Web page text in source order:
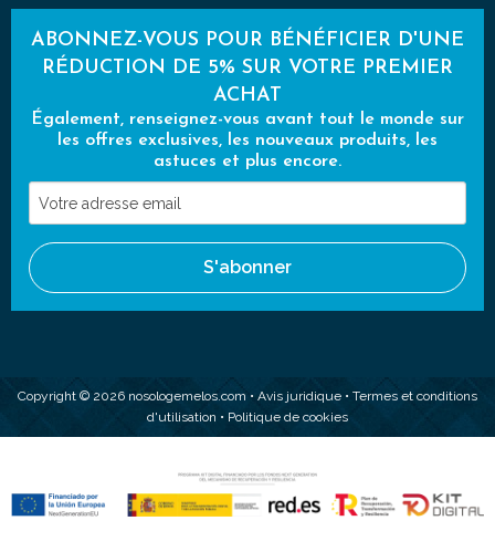
ABONNEZ-VOUS POUR BÉNÉFICIER D'UNE
RÉDUCTION DE 5% SUR VOTRE PREMIER
ACHAT
Également, renseignez-vous avant tout le monde sur
les offres exclusives, les nouveaux produits, les
astuces et plus encore.
Votre
adresse
email
S'abonner
Copyright © 2026 nosologemelos.com • Avis juridique • Termes et conditions
d'utilisation • Politique de cookies